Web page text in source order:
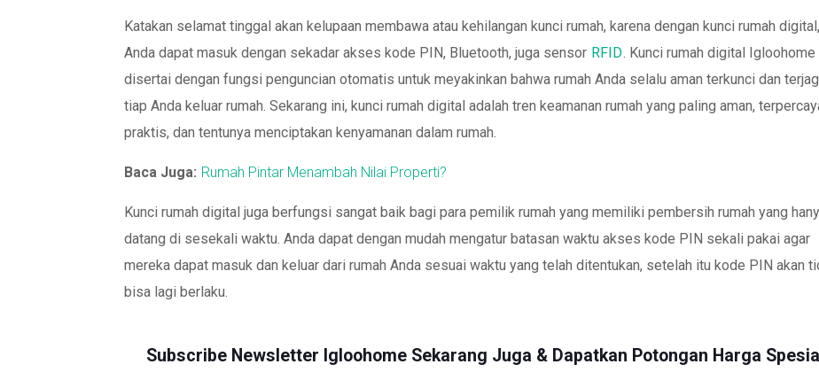
Katakan selamat tinggal akan kelupaan membawa atau kehilangan kunci rumah, karena dengan kunci rumah digital,
Anda dapat masuk dengan sekadar akses kode PIN, Bluetooth, juga sensor RFID. Kunci rumah digital Igloohome
disertai dengan fungsi penguncian otomatis untuk meyakinkan bahwa rumah Anda selalu aman terkunci dan
tiap Anda keluar rumah. Sekarang ini, kunci rumah digital adalah tren keamanan rumah yang paling aman,
praktis, dan tentunya menciptakan kenyamanan dalam rumah.
Baca Juga: Rumah Pintar Menambah Nilai Properti?
Kunci rumah digital juga berfungsi sangat baik bagi para pemilik rumah yang memiliki pembersih rumah yang
datang di sesekali waktu. Anda dapat dengan mudah mengatur batasan waktu akses kode PIN sekali pakai agar
mereka dapat masuk dan keluar dari rumah Anda sesuai waktu yang telah ditentukan, setelah itu kode PIN akan
bisa lagi berlaku.
Subscribe Newsletter Igloohome Sekarang Juga & Dapatkan Potongan Harga Spesial